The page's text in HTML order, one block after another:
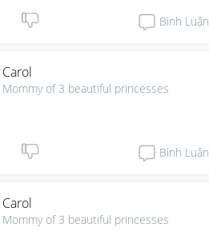
Bình Luận
Carol
Mommy of 3 beautiful princesses
Bình Luận
Carol
Mommy of 3 beautiful princesses